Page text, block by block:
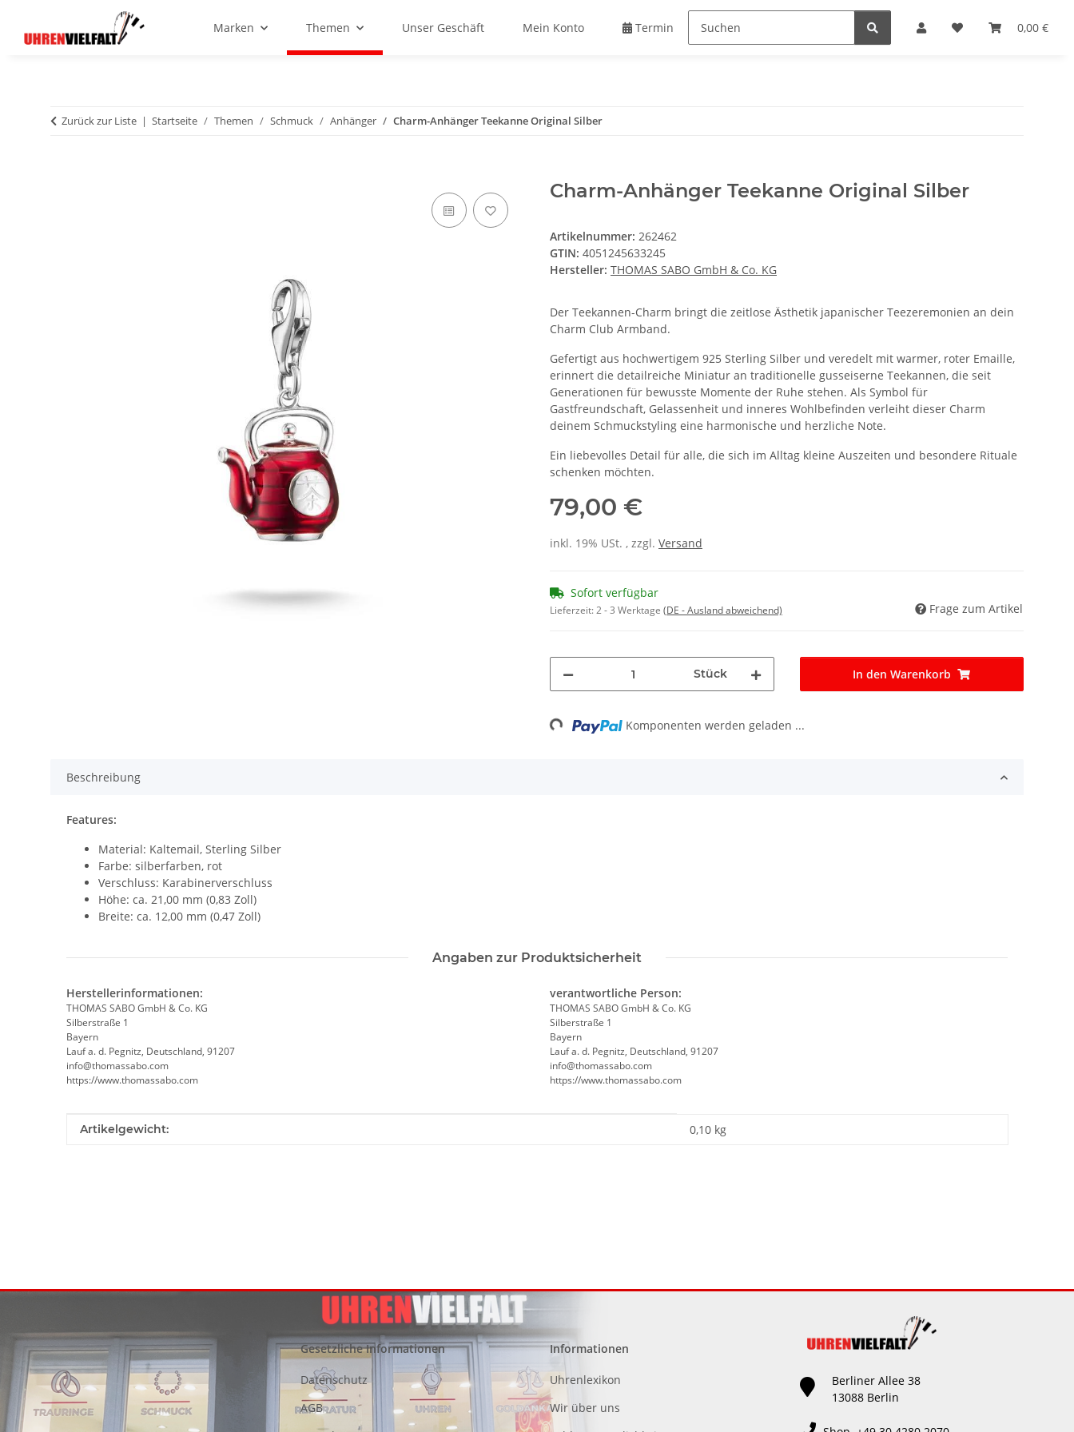
0,00 €
Marken Themen Unser Geschäft Mein Konto Termin buchen
Zurück zur Liste Startseite Themen Schmuck Anhänger Charm-Anhänger Teekanne Original Silber
Charm-Anhänger Teekanne Original Silber
Artikelnummer: 262462
GTIN: 4051245633245
Hersteller: THOMAS SABO GmbH & Co. KG
Der Teekannen-Charm bringt die zeitlose Ästhetik japanischer Teezeremonien an dein
Charm Club Armband.
Gefertigt aus hochwertigem 925 Sterling Silber und veredelt mit warmer, roter Emaille,
erinnert die detailreiche Miniatur an traditionelle gusseiserne Teekannen, die seit
Generationen für bewusste Momente der Ruhe stehen. Als Symbol für
Gastfreundschaft, Gelassenheit und inneres Wohlbefinden verleiht dieser Charm
deinem Schmuckstyling eine harmonische und herzliche Note.
Ein liebevolles Detail für alle, die sich im Alltag kleine Auszeiten und besondere Rituale
schenken möchten.
79,00 €
inkl. 19% USt. , zzgl. Versand
Sofort verfügbar
Lieferzeit:2 - 3 Werktage (DE - Ausland abweichend) Frage zum Artikel
Stück In den Warenkorb
Loading... Komponenten werden geladen ...
Beschreibung
Features:
Material: Kaltemail, Sterling Silber
Farbe: silberfarben, rot
Verschluss: Karabinerverschluss
Höhe: ca. 21,00 mm (0,83 Zoll)
Breite: ca. 12,00 mm (0,47 Zoll)
Angaben zur Produktsicherheit
Herstellerinformationen:
THOMAS SABO GmbH & Co. KG
Silberstraße 1
Bayern
Lauf a. d. Pegnitz, Deutschland, 91207
info@thomassabo.com
https://www.thomassabo.com
verantwortliche Person:
THOMAS SABO GmbH & Co. KG
Silberstraße 1
Bayern
Lauf a. d. Pegnitz, Deutschland, 91207
info@thomassabo.com
https://www.thomassabo.com
Produkteigenschaft
Wert
Artikelgewicht: 0,10 kg
Gesetzliche Informationen
Datenschutz
AGB
Informationen
Uhrenlexikon
Wir über uns
Berliner Allee 38
13088 Berlin